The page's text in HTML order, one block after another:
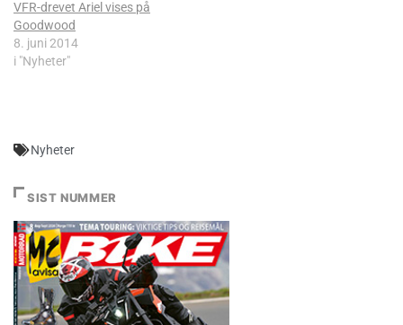
VFR-drevet Ariel vises på
Goodwood
8. juni 2014
i "Nyheter"
Nyheter
SIST NUMMER